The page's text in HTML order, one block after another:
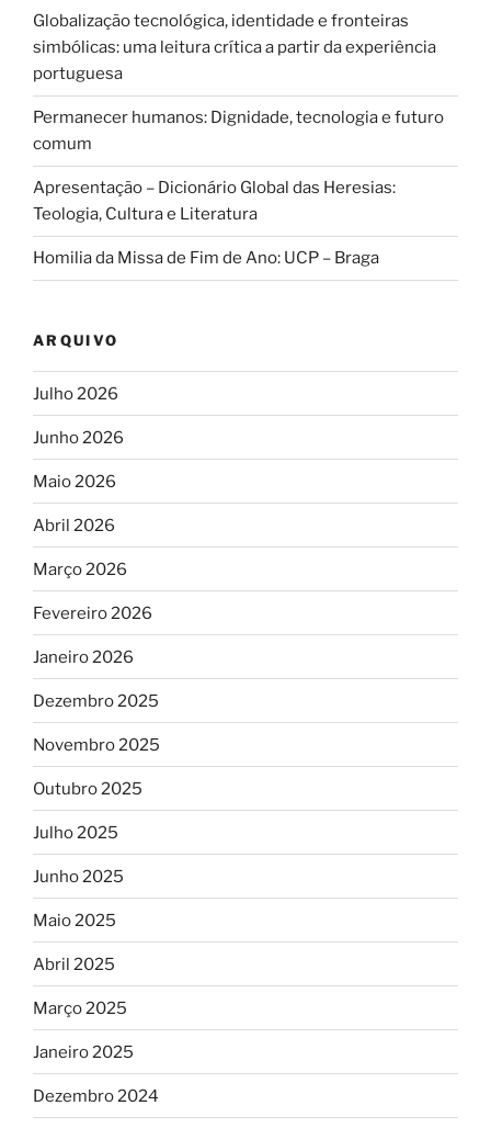
Globalização tecnológica, identidade e fronteiras
simbólicas: uma leitura crítica a partir da experiência
portuguesa
Permanecer humanos: Dignidade, tecnologia e futuro
comum
Apresentação – Dicionário Global das Heresias:
Teologia, Cultura e Literatura
Homilia da Missa de Fim de Ano: UCP – Braga
ARQUIVO
Julho 2026
Junho 2026
Maio 2026
Abril 2026
Março 2026
Fevereiro 2026
Janeiro 2026
Dezembro 2025
Novembro 2025
Outubro 2025
Julho 2025
Junho 2025
Maio 2025
Abril 2025
Março 2025
Janeiro 2025
Dezembro 2024